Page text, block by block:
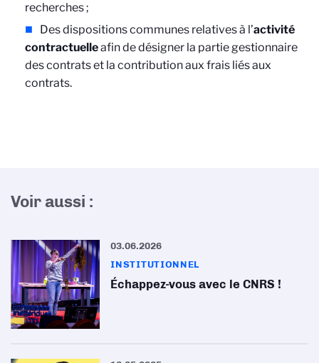
recherches ;
Des dispositions communes relatives à l’activité
contractuelleafin de désigner la partie gestionnaire
des contrats et la contribution aux frais liés aux
contrats.
Voir aussi :
03.06.2026
INSTITUTIONNEL
Échappez-vous avec le CNRS !